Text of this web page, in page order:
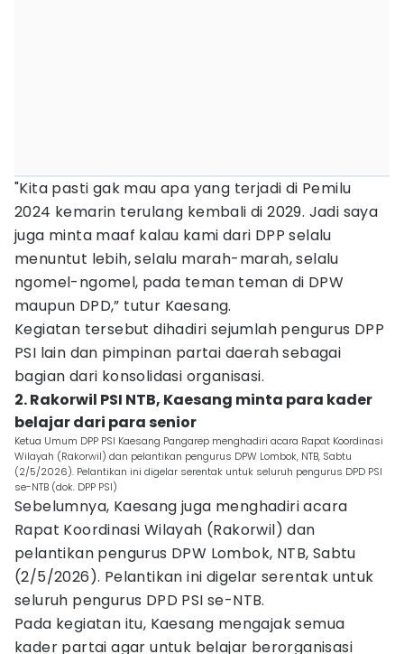
"Kita pasti gak mau apa yang terjadi di Pemilu
2024 kemarin terulang kembali di 2029. Jadi saya
juga minta maaf kalau kami dari DPP selalu
menuntut lebih, selalu marah-marah, selalu
ngomel-ngomel, pada teman teman di DPW
maupun DPD,” tutur Kaesang.
Kegiatan tersebut dihadiri sejumlah pengurus DPP
PSI lain dan pimpinan partai daerah sebagai
bagian dari konsolidasi organisasi.
2. Rakorwil PSI NTB, Kaesang minta para kader
belajar dari para senior
Ketua Umum DPP PSI Kaesang Pangarep menghadiri acara Rapat Koordinasi
Wilayah (Rakorwil) dan pelantikan pengurus DPW Lombok, NTB, Sabtu
(2/5/2026). Pelantikan ini digelar serentak untuk seluruh pengurus DPD PSI
se-NTB (dok. DPP PSI)
Sebelumnya, Kaesang juga menghadiri acara
Rapat Koordinasi Wilayah (Rakorwil) dan
pelantikan pengurus DPW Lombok, NTB, Sabtu
(2/5/2026). Pelantikan ini digelar serentak untuk
seluruh pengurus DPD PSI se-NTB.
Pada kegiatan itu, Kaesang mengajak semua
kader partai agar untuk belajar berorganisasi